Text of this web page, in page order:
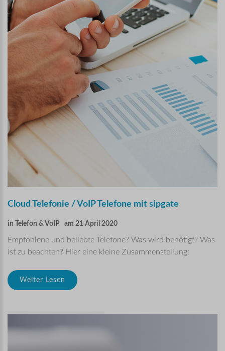
Cloud Telefonie / VoIP Telefone mit sipgate
in Telefon & VoIP am 21 April 2020
Empfohlene und beliebte Telefone? Was wird benötigt? Was
ist zu beachten? Hier eine kleine Zusammenstellung:
Weiter Lesen